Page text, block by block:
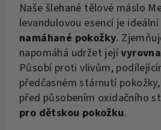
Naše šlehané tělové máslo
levandulovou esencí je ideální
namáhané pokožky.
napomáhá udržet její
Působí proti vlivům,
předčasném stárnutí
před působením oxidačního
pro dětskou pokožku.